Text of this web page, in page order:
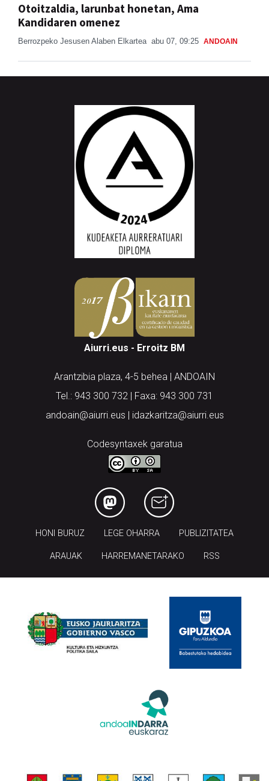
Otoitzaldia, larunbat honetan, Ama
Kandidaren omenez
Berrozpeko Jesusen Alaben Elkartea abu 07, 09:25 ANDOAIN
Aiurri.eus - Erroitz BM
Arantzibia plaza, 4-5 behea | ANDOAIN
Tel.: 943 300 732 | Faxa: 943 300 731
andoain@aiurri.eus | idazkaritza@aiurri.eus
Codesyntaxek garatua
HONI BURUZ LEGE OHARRA PUBLIZITATEA
ARAUAK HARREMANETARAKO RSS